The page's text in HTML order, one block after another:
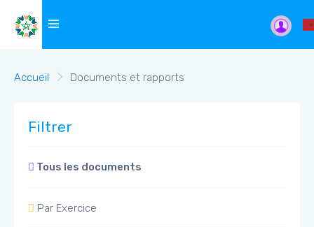
Accueil Documents et rapports
Filtrer
Tous les documents
Par Exercice